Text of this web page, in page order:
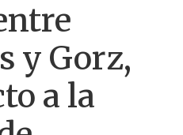
y Gorz,
a la